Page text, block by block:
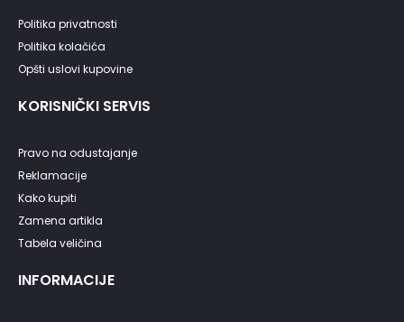
Politika privatnosti
Politika kolačića
Opšti uslovi kupovine
KORISNIČKI SERVIS
Pravo na odustajanje
Reklamacije
Kako kupiti
Zamena artikla
Tabela veličina
INFORMACIJE